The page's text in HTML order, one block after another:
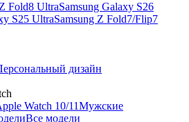
Fold8 UltraSamsung Galaxy S26
S25 UltraSamsung Z Fold7/Flip7
дизайн
Watch 10/11Мужские
Все модели